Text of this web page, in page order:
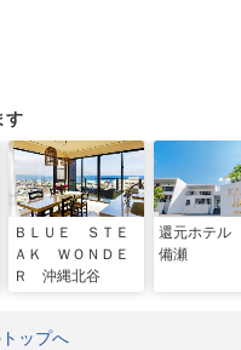
す
ＢＬＵＥ ＳＴＥ
ＡＫ ＷＯＮＤＥ
Ｒ 沖縄北谷
還元ホテ
備瀬
ップへ